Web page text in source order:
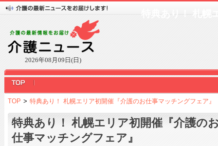
2026年08月09日(日)
特典あり！ 札幌
TOP > 特典あり！ 札幌エリア初開催『介護のお仕事マッチングフェア』
特典あり！ 札幌エリア初開催『介護の
仕事マッチングフェア』